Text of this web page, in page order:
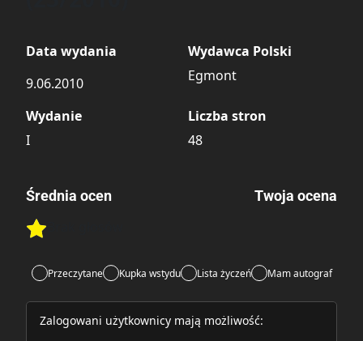
Data wydania
9.06.2010
Wydawca Polski
Egmont
Wydanie
I
Liczba stron
48
Średnia ocen
Rate this item:
Twoja ocena
Przeczytane Kupka wstydu Lista życzeń Mam autograf
Zalogowani użytkownicy mają możliwość: